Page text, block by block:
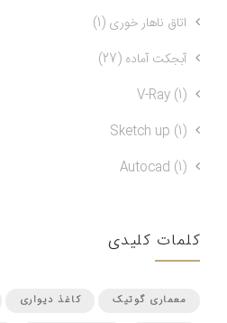
اتاق ناهار خوری (1)
آبجکت آماده (27)
V-Ray (1)
Sketch up (1)
Autocad (1)
کلمات کلیدی
معماری گوتیک کاغذ دیواری